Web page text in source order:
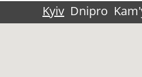
Kyiv Dnipro